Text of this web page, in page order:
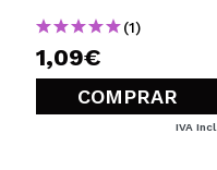
(1)
1,09€
COMPRAR
IVA Incl.